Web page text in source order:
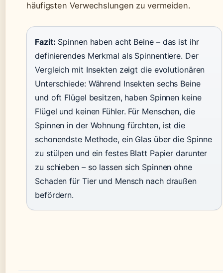
häufigsten Verwechslungen zu vermeiden.
Fazit: Spinnen haben acht Beine – das ist ihr
definierendes Merkmal als Spinnentiere. Der
Vergleich mit Insekten zeigt die evolutionären
Unterschiede: Während Insekten sechs Beine
und oft Flügel besitzen, haben Spinnen keine
Flügel und keinen Fühler. Für Menschen, die
Spinnen in der Wohnung fürchten, ist die
schonendste Methode, ein Glas über die Spinne
zu stülpen und ein festes Blatt Papier darunter
zu schieben – so lassen sich Spinnen ohne
Schaden für Tier und Mensch nach draußen
befördern.